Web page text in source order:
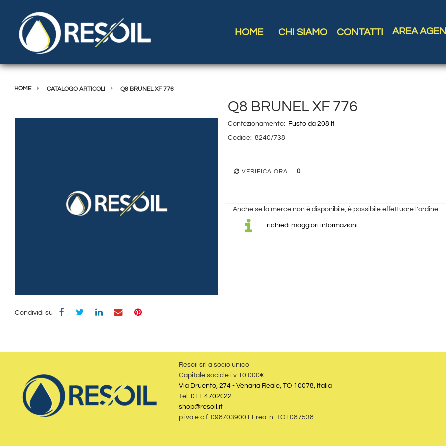
HOME CHI SIAMO CONTATTI AREA
HOME CATALOGO ARTICOLI Q8 BRUNEL XF 776
Q8 BRUNEL XF 776
Confezionamento:
Fusto da 208 lt
Codice: 8240/738
VERIFICA ORA 0
Anche se la merce non è disponibile, è possibile effettuare l'ordine.
richiedi maggiori informazioni
Condividi su
Resoil srl a socio unico
Capitale sociale i.v.10.000€
Via Druento, 274 - Venaria Reale, TO 10078, Italia
Tel: 011 4702022
shop@resoil.it
p.iva e c.f: 09870390011 rea: n. TO1087538